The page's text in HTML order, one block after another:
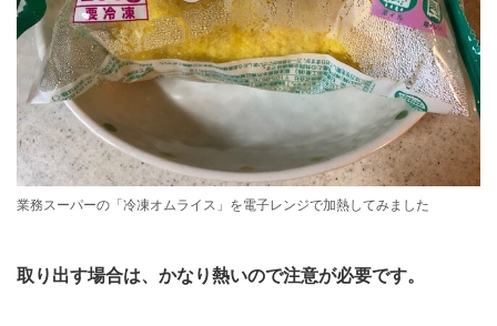
業務スーパーの「冷凍オムライス」を電子レンジで加熱してみました
取り出す場合は、かなり熱いので注意が必要です。